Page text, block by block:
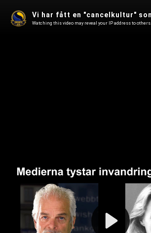
Play
Video
Watching this video may reveal your IP address to others.